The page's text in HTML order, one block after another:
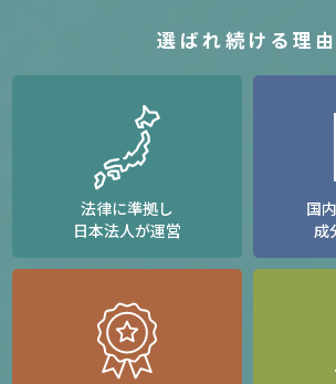
選ばれ続ける理由
法律に準拠し
日本法人が運営
国
成